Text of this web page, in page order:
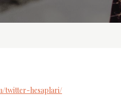
twitter-hesaplari/